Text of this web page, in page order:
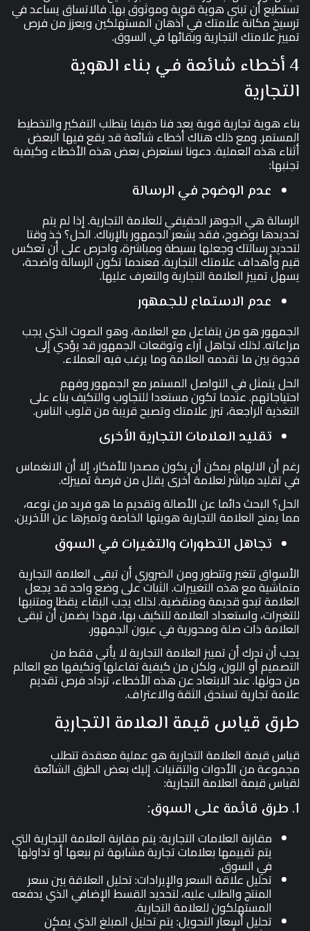
تستطيع أن تبني هوية قوية وموثوق بها. فالاتساق يساعد في
ترسيخ مكانة علامتك في أذهان المستهلكين ويعزز من فرص
تمييز علامتك التجارية وبقائها في السوق.
4 أخطاء شائعة في بناء الهوية
التجارية
بناء هوية تجارية قوية يعد فنا دقيقا يتطلب التفكير والتخطيط
المستمر. ومع ذلك هناك أخطاء شائعة قد يقع فيها البعض
أثناء هذه العملية. دعونا نستعرض بعض هذه الأخطاء وكيفية
تجنبها:
عدم الوضوح في الرسالة
الرسالة هي الجوهر الحقيقي للعلامة التجارية. إذا لم يتم
تحديدها بوضوح، فقد يشعر الجمهور بالإرباك. الحل؟ خذ وقتا
لتحديد رسالتك وجعلها بسيطة ومباشرة، واحرص على أن تعكس
قيم وأهداف علامتك التجارية. فعندما تكون الرسالة واضحة،
يسهل تمييز العلامة التجارية والتعرف عليها.
عدم الاستماع للجمهور
الجمهور هو من يتفاعل مع العلامة، وهو الصوت الذي يجب
مراعاته. لذلك تجاهل آراء وتوقعات الجمهور قد يؤدي إلى
فجوة بين ما تقدمه العلامة وما يرغب فيه العملاء.
الحل يتمثل في التواصل المستمر مع الجمهور وفهم
احتياجاتهم. عندما تكون مستعدا للتجاوب والتكيف بناء على
التغذية الراجعة، تبرز علامتك وتصبح قريبة من قلوب الناس.
تقليد العلامات التجارية الأخرى
رغم أن الالهام يمكن أن يكون مصدرا للأفكار، إلا أن الانغماس
في تقليد مباشر لعلامة أخرى يقلل من فرصة تمييزك.
الحل؟ البحث دائما عن الأصالة وتقديم ما هو فريد من نوعه،
مما يمنح العلامة التجارية هويتها الخاصة وتميزها عن الآخرين.
تجاهل التطورات والتغيرات في السوق
الأسواق تتغير وتتطور ومن الضروري أن تبقى العلامة التجارية
متماشية مع هذه التغييرات. الثبات على وضع واحد قد يجعل
العلامة تبدو قديمة ومنقضية. لذلك يجب البقاء يقظا ومتنبها
للتغيرات، واستعداد العلامة للتكيف بها، فهذا يضمن أن تبقى
العلامة ذات صلة ومحورية في عيون الجمهور.
يجب أن ندرك أن تمييز العلامة التجارية لا يأتي فقط من
التصميم أو اللون، ولكن من كيفية تفاعلها وتكيفها مع العالم
من حولها. عند الابتعاد عن هذه الأخطاء، تزداد فرص تقديم
علامة تجارية تستحق الثقة والاعتراف.
طرق قياس قيمة العلامة التجارية
قياس قيمة العلامة التجارية هو عملية معقدة تتطلب
مجموعة من الأدوات والتقنيات. إليك بعض الطرق الشائعة
لقياس قيمة العلامة التجارية:
1. طرق قائمة على السوق:
مقارنة العلامات التجارية: يتم مقارنة العلامة التجارية التي
يتم تقييمها بعلامات تجارية مشابهة تم بيعها أو تداولها
في السوق.
تحليل علاقة السعر والإيرادات: تحليل العلاقة بين سعر
المنتج والطلب عليه، لتحديد القسط الإضافي الذي يدفعه
المستهلكون للعلامة التجارية.
تحليل أسعار التحويل: يتم تحليل المبلغ الذي يمكن